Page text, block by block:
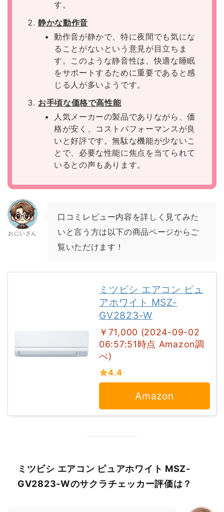
す。
静かな動作音
動作音が静かで、特に夜間でも気にな
ることがないという意見が目立ちま
す。このような静音性は、快適な睡眠
をサポートするために重要であると感
じる人が多いようです。
お手頃な価格で高性能
人気メーカーの製品でありながら、価
格が安く、コストパフォーマンスが良
いと好評です。無駄な機能が少ないこ
とで、必要な性能に焦点を当てられて
いるとの声もあります。
おにいさん
口コミレビュー内容を詳しく見てみた
いと言う方は以下の商品ページからご
覧いただけます！
ミツビシ エアコン ピュ
アホワイト MSZ-
GV2823-W
￥71,000 (2024-09-02
06:57:51時点 Amazon調
べ)
4.4
Amazon
ミツビシ エアコン ピュアホワイト MSZ-
GV2823-Wのサクラチェッカー評価は？